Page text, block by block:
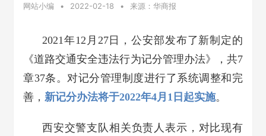
网站小编 • 2022-02-18 • 来源：华商报
2021年12月27日，公安部发布了新制定的
《道路交通安全违法行为记分管理办法》，共7
章37条。对记分管理制度进行了系统调整和完
善， 新记分办法将于2022年4月1日起实施。
西安交警支队相关负责人表示，对比现有